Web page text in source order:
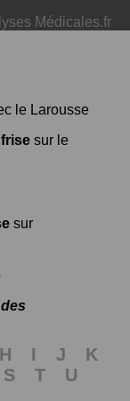
Médicales.fr
le Larousse
frise sur le
sur
H I J
K
S T
U